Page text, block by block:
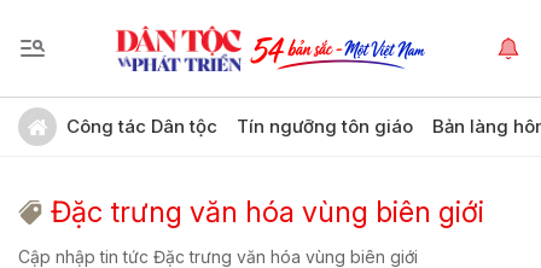
Công tác Dân tộc Tín ngưỡng tôn giáo Bản làng
Đặc trưng văn hóa vùng biên giới
Cập nhập tin tức Đặc trưng văn hóa vùng biên giới